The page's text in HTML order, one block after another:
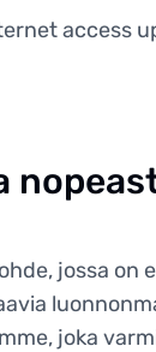
access
jossa on
joka